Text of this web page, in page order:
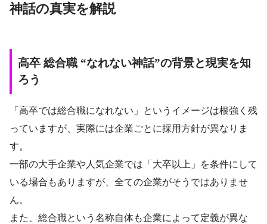
神話の真実を解説
高卒 総合職 “なれない神話”の背景と現実を知
ろう
「高卒では総合職になれない」というイメージは根強く残
っていますが、実際には企業ごとに採用方針が異なりま
す。
一部の大手企業や人気企業では「大卒以上」を条件にして
いる場合もありますが、全ての企業がそうではありませ
ん。
また、総合職という名称自体も企業によって定義が異な